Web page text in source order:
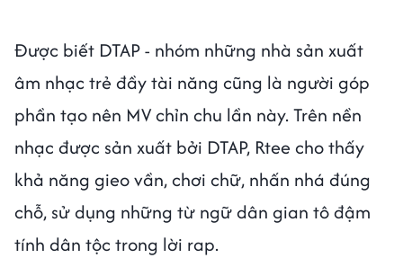
Được biết DTAP - nhóm những nhà sản xuất
âm nhạc trẻ đầy tài năng cũng là người góp
phần tạo nên MV chỉn chu lần này. Trên nền
nhạc được sản xuất bởi DTAP, Rtee cho thấy
khả năng gieo vần, chơi chữ, nhấn nhá đúng
chỗ, sử dụng những từ ngữ dân gian tô đậm
tính dân tộc trong lời rap.